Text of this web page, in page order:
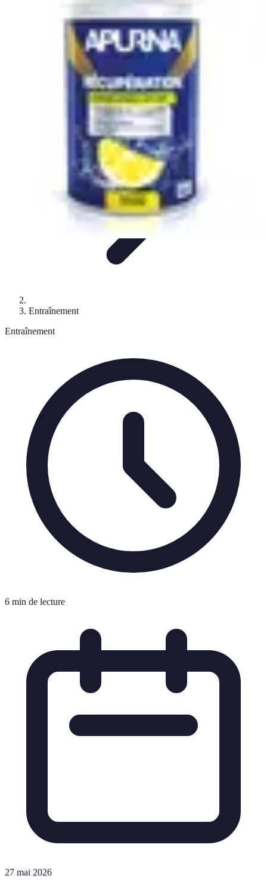
Formation et AnalyseStratégies de jeuAnalyse et
Préparation et EntraînementTechniques et Tactiques
Le Handball
Entraînement
Entraînement
6 min de lecture
27 mai 2026